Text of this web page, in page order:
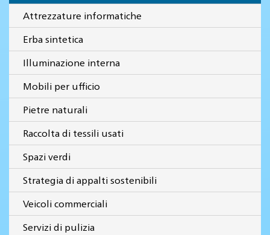
Attrezzature informatiche
Erba sintetica
Illuminazione interna
Mobili per ufficio
Pietre naturali
Raccolta di tessili usati
Spazi verdi
Strategia di appalti sostenibili
Veicoli commerciali
Servizi di pulizia